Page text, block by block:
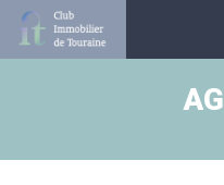
Panneau de gestion des cookies